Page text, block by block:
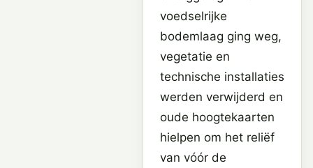
voedselrijke
bodemlaag ging weg,
vegetatie en
technische installaties
werden verwijderd en
oude hoogtekaarten
hielpen om het reliëf
van vóór de